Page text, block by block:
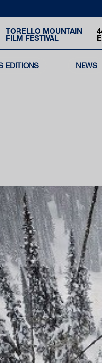
TORELLO MOUNTAIN
FILM FESTIVAL
EDITIONS NEWS